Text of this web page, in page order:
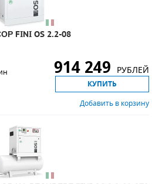
FINI OS 2.2-08
914 249 РУБЛЕЙ
КУПИТЬ
Добавить в корзину